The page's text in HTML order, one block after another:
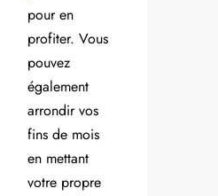
pour en
profiter. Vous
pouvez
également
arrondir vos
fins de mois
en mettant
votre propre